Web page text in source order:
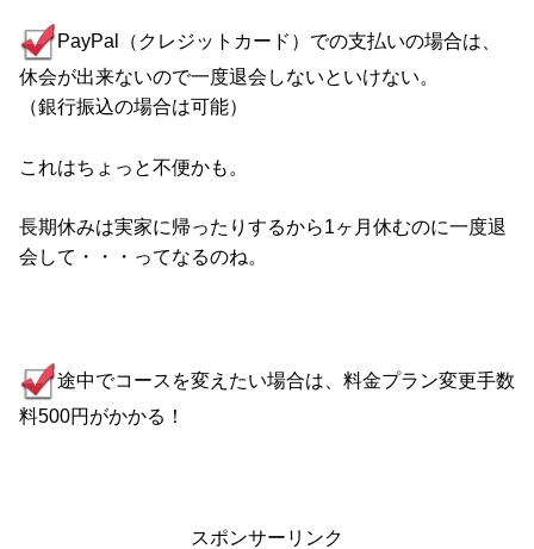
PayPal（クレジットカード）での支払いの場合は、
休会が出来ないので一度退会しないといけない。
（銀行振込の場合は可能）
これはちょっと不便かも。
長期休みは実家に帰ったりするから1ヶ月休むのに一度退
会して・・・ってなるのね。
途中でコースを変えたい場合は、料金プラン変更手数
料500円がかかる！
スポンサーリンク